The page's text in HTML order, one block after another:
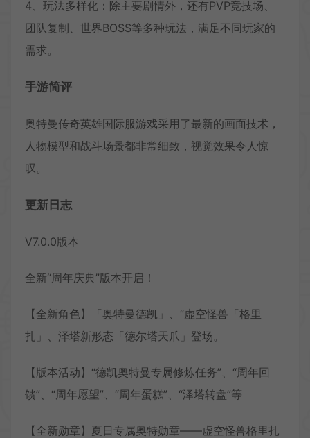
4、玩法多样化：除主要剧情外，还有PVP竞技场、
团队复制、世界BOSS等多种玩法，满足不同玩家的
需求。
手游简评
奥特曼传奇英雄国际服游戏采用了最新的画面技术，
人物模型和战斗场景都非常细致，视觉效果令人惊
叹。
更新日志
V7.0.0版本
全新“周年庆典”版本开启！
【全新角色】「奥特曼德凯」、”虚空怪兽「格里
扎」、泽塔新形态「德尔塔天爪」登场。
【版本活动】“德凯奥特曼专属修炼任务”、“周年回
馈”、“周年愿望”、“周年蛋糕”、“泽塔转盘”等
【全新勋章】夏日专属奥特勋章——虚空怪兽格里扎